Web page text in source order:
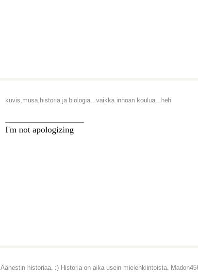
kuvis,musa,historia ja biologia...vaikka inhoan koulua...heh
I'm not apologizing
Äänestin historiaa. :) Historia on aika usein mielenkiintoista.